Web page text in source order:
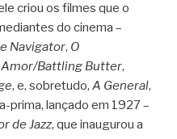
criou os filmes que o
do cinema –
Navigator, O
Amor/Battling Butter,
, e, sobretudo, A General,
prima, lançado em 1927 –
de Jazz, que inaugurou a